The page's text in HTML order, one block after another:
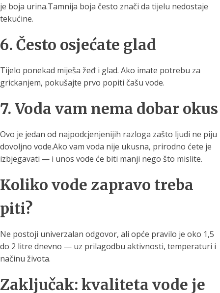
je boja urina.Tamnija boja često znači da tijelu nedostaje
tekućine.
6. Često osjećate glad
Tijelo ponekad miješa žeđ i glad. Ako imate potrebu za
grickanjem, pokušajte prvo popiti čašu vode.
7. Voda vam nema dobar okus
Ovo je jedan od najpodcjenjenijih razloga zašto ljudi ne piju
dovoljno vode.Ako vam voda nije ukusna, prirodno ćete je
izbjegavati — i unos vode će biti manji nego što mislite.
Koliko vode zapravo treba
piti?
Ne postoji univerzalan odgovor, ali opće pravilo je oko 1,5
do 2 litre dnevno — uz prilagodbu aktivnosti, temperaturi i
načinu života.
Zaključak: kvaliteta vode je